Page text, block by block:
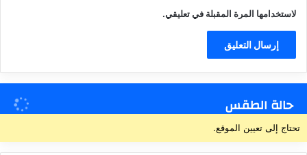
لاستخدامها المرة المقبلة في تعليقي.
حالة الطقس
تحتاج إلى تعيين الموقع.